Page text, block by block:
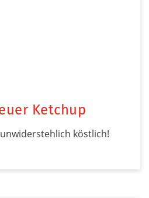
Ketchup
köstlich!